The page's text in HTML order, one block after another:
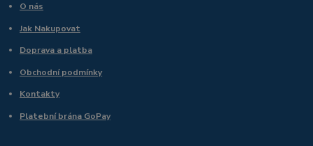
O nás
Jak Nakupovat
Doprava a platba
Obchodní podmínky
Kontakty
Platební brána GoPay